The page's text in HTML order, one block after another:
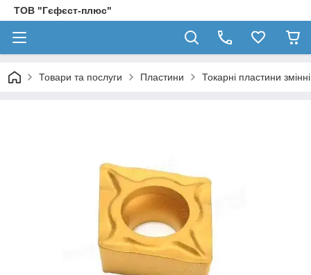
ТОВ "Гєфєст-плюс"
Товари та послуги Пластини Токарні пластини